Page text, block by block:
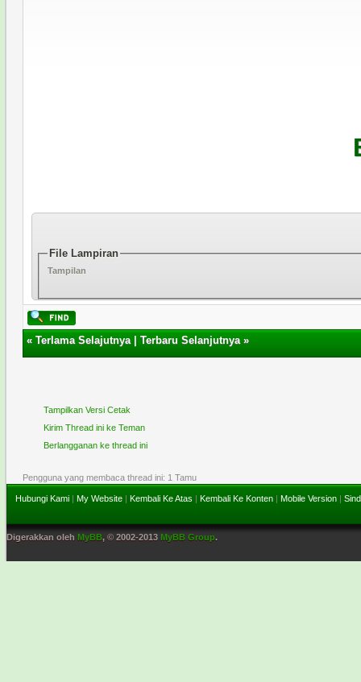
File Lampiran
Tampilan
«Terlama Selajutnya|Terbaru Selanjutnya»
Tampilkan Versi Cetak
Kirim Thread ini ke Teman
Berlangganan ke thread ini
Pengguna yang membaca thread ini: 1 Tamu
Hubungi Kami | My Website | Kembali Ke Atas | Kembali Ke Konten | Mobile Version |
Digerakkan oleh MyBB, © 2002-2013 MyBB Group.